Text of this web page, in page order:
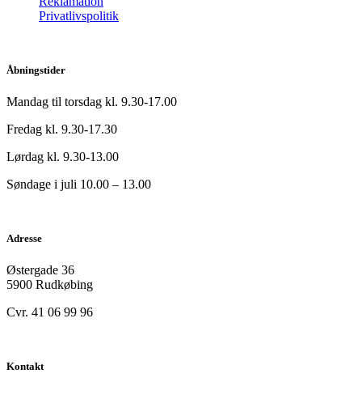
Privatlivspolitik
Åbningstider
Mandag til torsdag kl. 9.30-17.00
Fredag kl. 9.30-17.30
Lørdag kl. 9.30-13.00
Søndage i juli 10.00 – 13.00
Adresse
Østergade 36
5900 Rudkøbing
Cvr. 41 06 99 96
Kontakt